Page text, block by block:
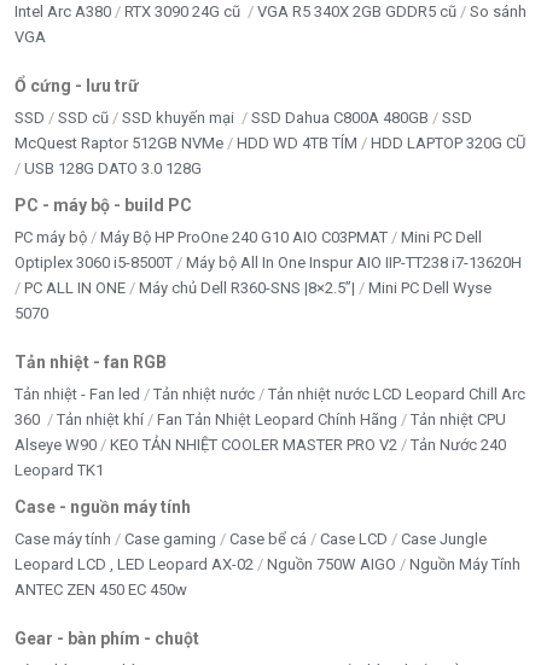
Intel Arc A380
RTX 3090 24G cũ VGA R5 340X 2GB GDDR5 cũ
So sánh
VGA
Ổ cứng - lưu trữ
SSD SSD cũ SSD khuyến mại SSD Dahua C800A 480GB
SSD
McQuest Raptor 512GB NVMe
HDD WD 4TB TÍM
HDD LAPTOP 320G CŨ
USB 128G DATO 3.0 128G
PC - máy bộ - build PC
PC máy bộ Máy Bộ HP ProOne 240 G10 AIO C03PMAT
Mini PC Dell
Optiplex 3060 i5-8500T
Máy bộ All In One Inspur AIO IIP-TT238 i7-13620H
PC ALL IN ONE
Máy chủ Dell R360-SNS |8×2.5”|
Mini PC Dell Wyse
5070
Tản nhiệt - fan RGB
Tản nhiệt - Fan led Tản nhiệt nước
Tản nhiệt nước LCD Leopard Chill Arc
360
Tản nhiệt khí Fan Tản Nhiệt Leopard Chính Hãng
Tản nhiệt CPU
Alseye W90
KEO TẢN NHIỆT COOLER MASTER PRO V2
Tản Nước 240
Leopard TK1
Case - nguồn máy tính
Case máy tính Case gaming Case bể cá Case LCD
Case Jungle
Leopard LCD , LED Leopard AX-02
Nguồn 750W AIGO
Nguồn Máy Tính
ANTEC ZEN 450 EC 450w
Gear - bàn phím - chuột